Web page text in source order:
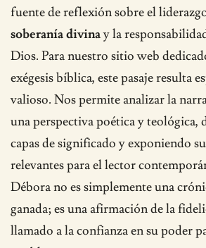
fuente de reflexión sobre el
soberanía divinay la
Dios. Para nuestro sitio web
exégesis bíblica, este pasaje resulta
valioso. Nos permite analizar la
una perspectiva poética y teológica,
capas de significado y exponiendo
relevantes para el lector
Débora no es simplemente una
ganada; es una afirmación de la
llamado a la confianza en su poder